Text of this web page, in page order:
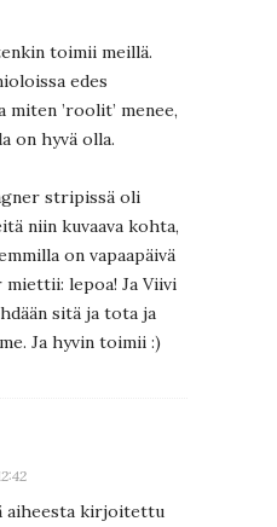
toimii meillä.
edes
miten ’roolit’ menee,
on hyvä olla.
stripissä oli
niin kuvaava kohta,
on vapaapäivä
miettii: lepoa! Ja Viivi
sitä ja tota ja
Ja hyvin toimii :)
aiheesta kirjoitettu